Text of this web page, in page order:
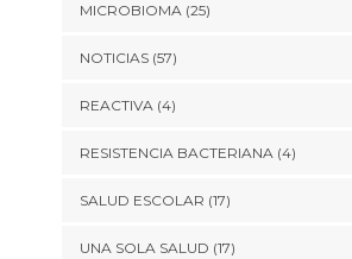
MICROBIOMA(25)
NOTICIAS(57)
REACTIVA(4)
RESISTENCIA BACTERIANA(4)
SALUD ESCOLAR (17)
UNA SOLA SALUD (17)